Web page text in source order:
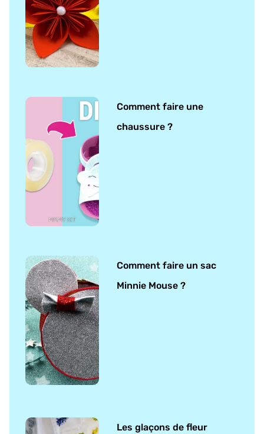
Comment faire une
chaussure ?
Comment faire un sac
Minnie Mouse ?
Les glaçons de fleur